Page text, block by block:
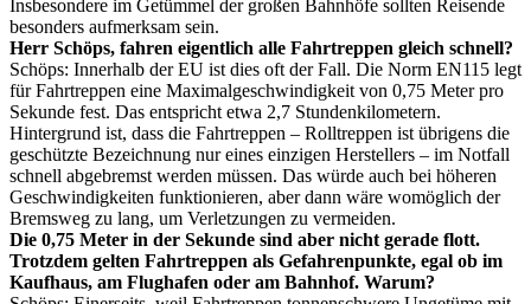
Insbesondere im Getümmel der großen Bahnhöfe sollten Reisende
besonders aufmerksam sein.
Herr Schöps, fahren eigentlich alle Fahrtreppen gleich schnell?
Schöps: Innerhalb der EU ist dies oft der Fall. Die Norm EN115 legt
für Fahrtreppen eine Maximalgeschwindigkeit von 0,75 Meter pro
Sekunde fest. Das entspricht etwa 2,7 Stundenkilometern.
Hintergrund ist, dass die Fahrtreppen – Rolltreppen ist übrigens die
geschützte Bezeichnung nur eines einzigen Herstellers – im Notfall
schnell abgebremst werden müssen. Das würde auch bei höheren
Geschwindigkeiten funktionieren, aber dann wäre womöglich der
Bremsweg zu lang, um Verletzungen zu vermeiden.
Die 0,75 Meter in der Sekunde sind aber nicht gerade flott.
Trotzdem gelten Fahrtreppen als Gefahrenpunkte, egal ob im
Kaufhaus, am Flughafen oder am Bahnhof. Warum?